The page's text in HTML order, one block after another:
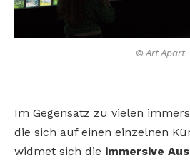
© Art Apart
Im Gegensatz zu vielen
die sich auf einen einzelnen
widmet sich die immersive